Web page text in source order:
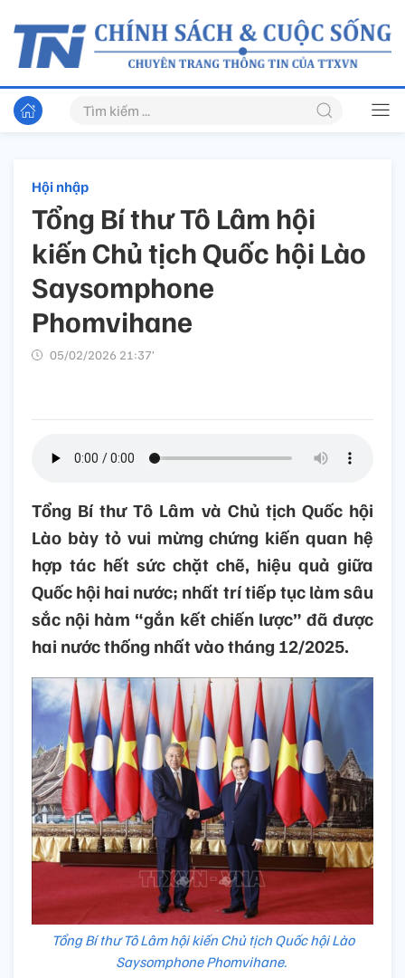
Hội nhập
Tổng Bí thư Tô Lâm hội
kiến Chủ tịch Quốc hội Lào
Saysomphone
Phomvihane
05/02/2026 21:37’
Tổng Bí thư Tô Lâm và Chủ tịch Quốc hội
Lào bày tỏ vui mừng chứng kiến quan hệ
hợp tác hết sức chặt chẽ, hiệu quả giữa
Quốc hội hai nước; nhất trí tiếp tục làm sâu
sắc nội hàm “gắn kết chiến lược” đã được
hai nước thống nhất vào tháng 12/2025.
Tổng Bí thư Tô Lâm hội kiến Chủ tịch Quốc hội Lào
Saysomphone Phomvihane.